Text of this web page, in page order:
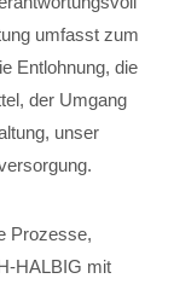
umfasst zum
Entlohnung, die
der Umgang
unser
Prozesse,
HALBIG mit